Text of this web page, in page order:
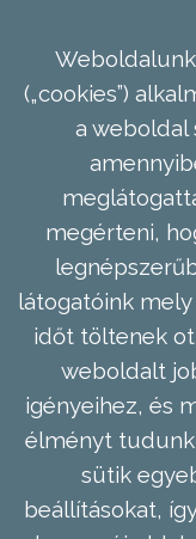
(„cookies”)
a weboldal
megérteni,
látogatóink
időt töltenek
weboldalt
igényeihez, és
élményt tudunk
sütik
beállításokat,